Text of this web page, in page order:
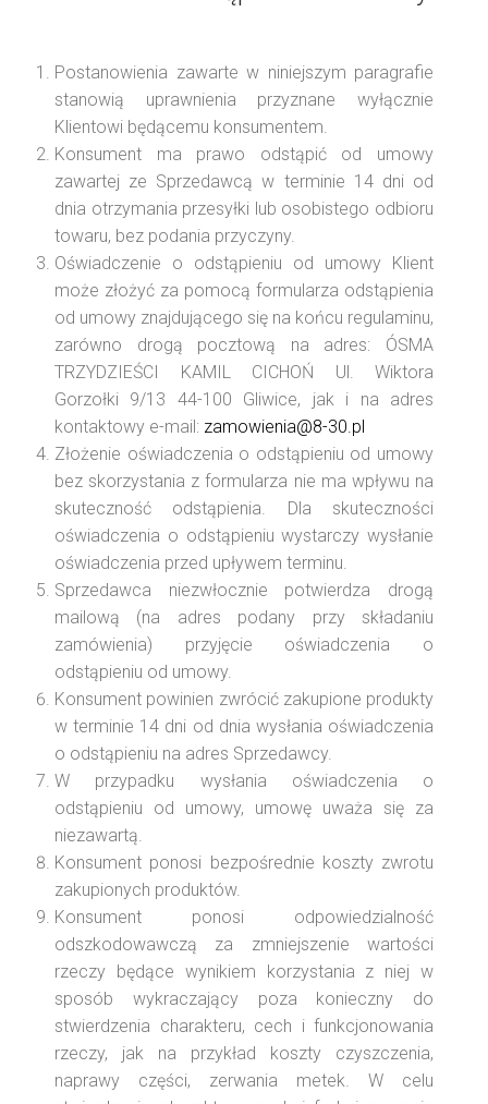
Postanowienia zawarte w niniejszym paragrafie
stanowią uprawnienia przyznane wyłącznie
Klientowi będącemu konsumentem.
Konsument ma prawo odstąpić od umowy
zawartej ze Sprzedawcą w terminie 14 dni od
dnia otrzymania przesyłki lub osobistego odbioru
towaru, bez podania przyczyny.
Oświadczenie o odstąpieniu od umowy Klient
może złożyć za pomocą formularza odstąpienia
od umowy znajdującego się na końcu regulaminu,
zarówno drogą pocztową na adres: ÓSMA
TRZYDZIEŚCI KAMIL CICHOŃ Ul. Wiktora
Gorzołki 9/13 44-100 Gliwice, jak i na adres
kontaktowy e-mail: zamowienia@8-30.pl
Złożenie oświadczenia o odstąpieniu od umowy
bez skorzystania z formularza nie ma wpływu na
skuteczność odstąpienia. Dla skuteczności
oświadczenia o odstąpieniu wystarczy wysłanie
oświadczenia przed upływem terminu.
Sprzedawca niezwłocznie potwierdza drogą
mailową (na adres podany przy składaniu
zamówienia) przyjęcie oświadczenia o
odstąpieniu od umowy.
Konsument powinien zwrócić zakupione produkty
w terminie 14 dni od dnia wysłania oświadczenia
o odstąpieniu na adres Sprzedawcy.
W przypadku wysłania oświadczenia o
odstąpieniu od umowy, umowę uważa się za
niezawartą.
Konsument ponosi bezpośrednie koszty zwrotu
zakupionych produktów.
Konsument ponosi odpowiedzialność
odszkodowawczą za zmniejszenie wartości
rzeczy będące wynikiem korzystania z niej w
sposób wykraczający poza konieczny do
stwierdzenia charakteru, cech i funkcjonowania
rzeczy, jak na przykład koszty czyszczenia,
naprawy części, zerwania metek. W celu